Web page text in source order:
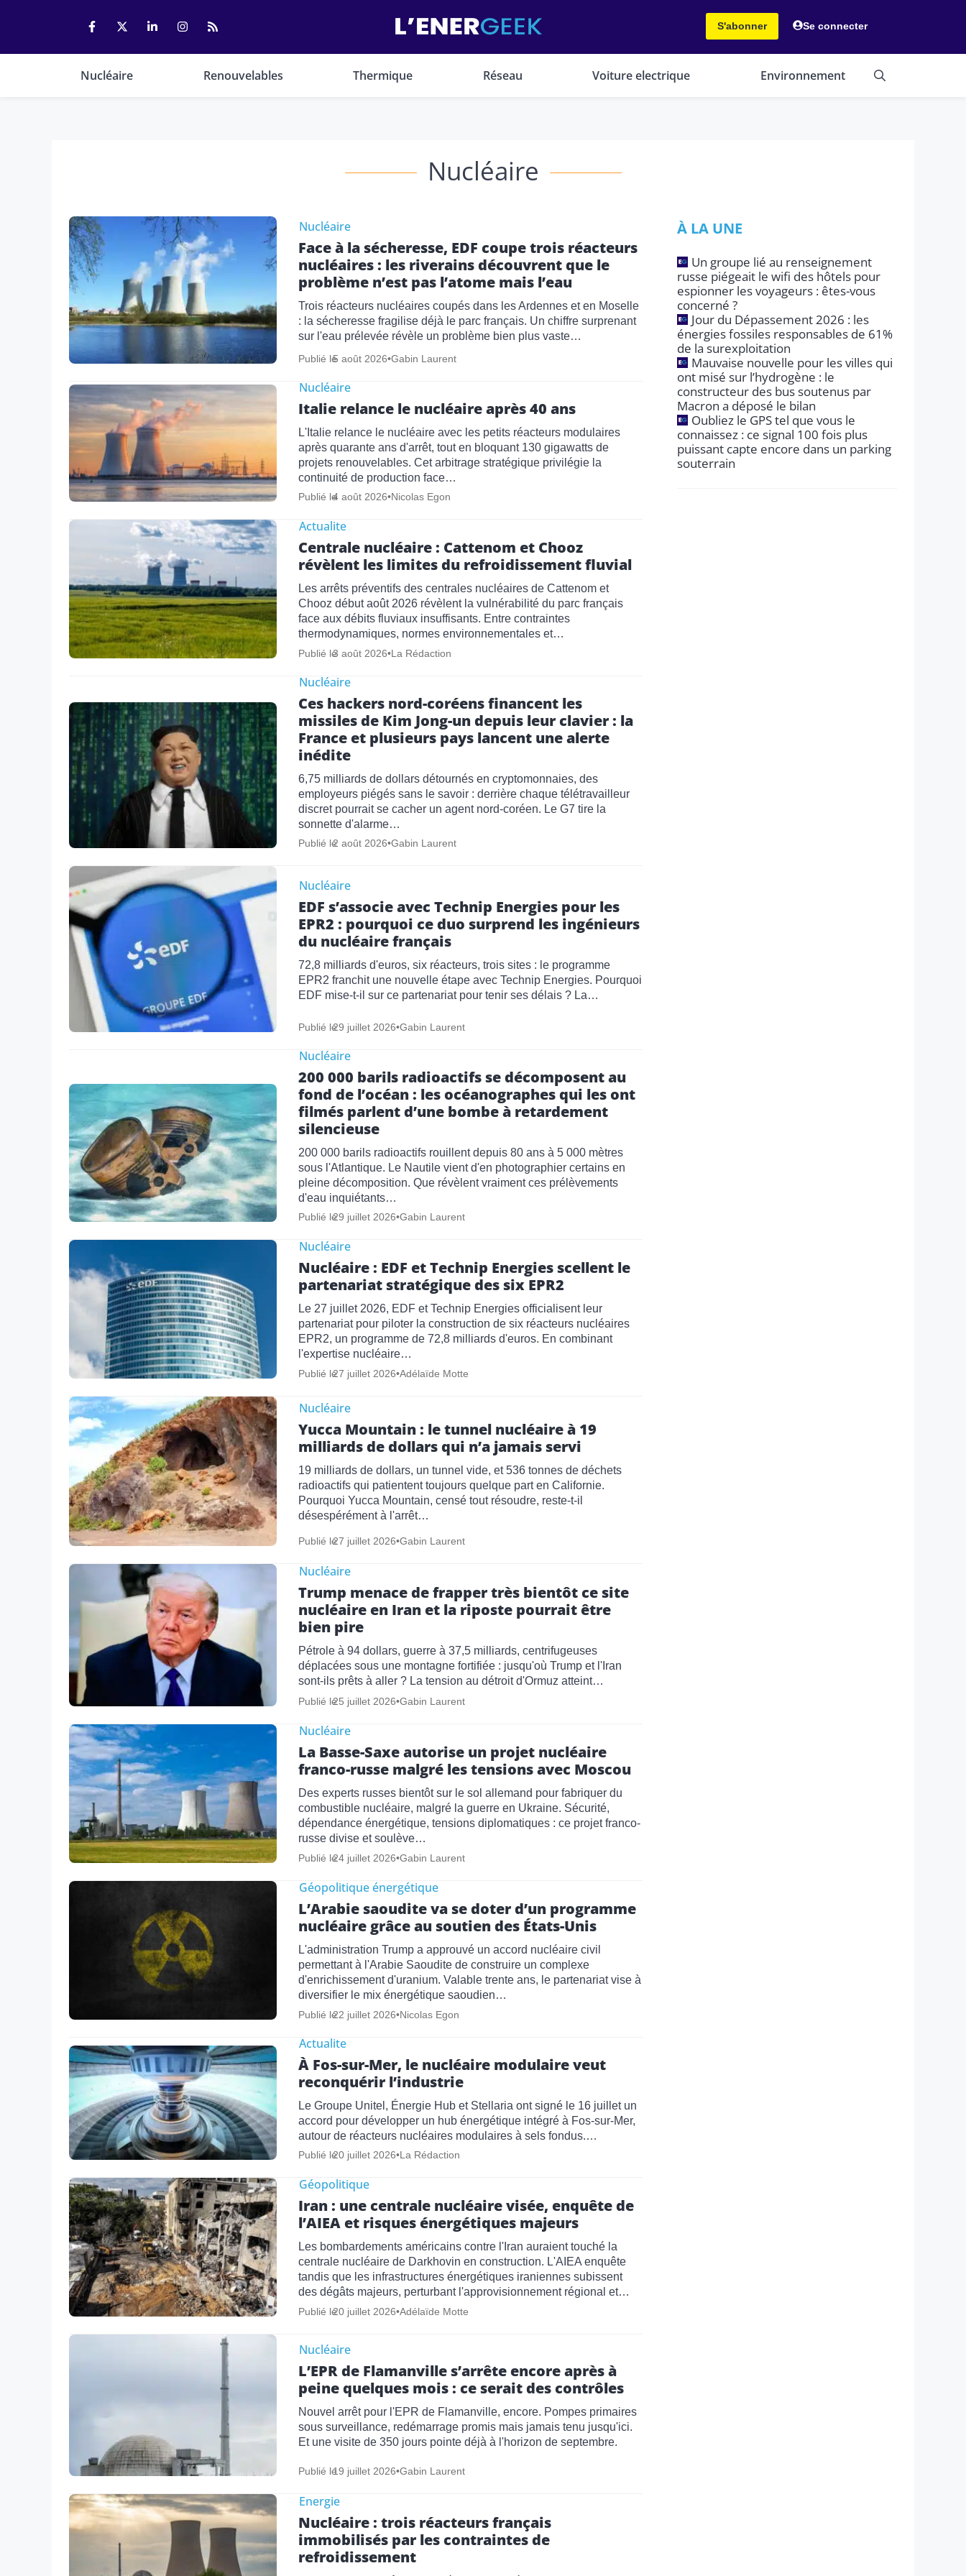
S'abonner Se connecter
Nucléaire Renouvelables Thermique Réseau Voiture electrique Environnement
Nucléaire
Nucléaire
Face à la sécheresse, EDF coupe trois réacteurs
nucléaires : les riverains découvrent que le
problème n’est pas l’atome mais l’eau
Trois réacteurs nucléaires coupés dans les Ardennes et en Moselle
: la sécheresse fragilise déjà le parc français. Un chiffre surprenant
sur l'eau prélevée révèle un problème bien plus vaste…
Publié le5 août 2026•Gabin Laurent
Nucléaire
Italie relance le nucléaire après 40 ans
L'Italie relance le nucléaire avec les petits réacteurs modulaires
après quarante ans d'arrêt, tout en bloquant 130 gigawatts de
projets renouvelables. Cet arbitrage stratégique privilégie la
continuité de production face…
Publié le4 août 2026•Nicolas Egon
Actualite
Centrale nucléaire : Cattenom et Chooz
révèlent les limites du refroidissement fluvial
Les arrêts préventifs des centrales nucléaires de Cattenom et
Chooz début août 2026 révèlent la vulnérabilité du parc français
face aux débits fluviaux insuffisants. Entre contraintes
thermodynamiques, normes environnementales et…
Publié le3 août 2026•La Rédaction
Nucléaire
Ces hackers nord-coréens financent les
missiles de Kim Jong-un depuis leur clavier : la
France et plusieurs pays lancent une alerte
inédite
6,75 milliards de dollars détournés en cryptomonnaies, des
employeurs piégés sans le savoir : derrière chaque télétravailleur
discret pourrait se cacher un agent nord-coréen. Le G7 tire la
sonnette d'alarme…
Publié le2 août 2026•Gabin Laurent
Nucléaire
EDF s’associe avec Technip Energies pour les
EPR2 : pourquoi ce duo surprend les ingénieurs
du nucléaire français
72,8 milliards d'euros, six réacteurs, trois sites : le programme
EPR2 franchit une nouvelle étape avec Technip Energies. Pourquoi
EDF mise-t-il sur ce partenariat pour tenir ses délais ? La…
Publié le29 juillet 2026•Gabin Laurent
Nucléaire
200 000 barils radioactifs se décomposent au
fond de l’océan : les océanographes qui les ont
filmés parlent d’une bombe à retardement
silencieuse
200 000 barils radioactifs rouillent depuis 80 ans à 5 000 mètres
sous l'Atlantique. Le Nautile vient d'en photographier certains en
pleine décomposition. Que révèlent vraiment ces prélèvements
d'eau inquiétants…
Publié le29 juillet 2026•Gabin Laurent
Nucléaire
Nucléaire : EDF et Technip Energies scellent le
partenariat stratégique des six EPR2
Le 27 juillet 2026, EDF et Technip Energies officialisent leur
partenariat pour piloter la construction de six réacteurs nucléaires
EPR2, un programme de 72,8 milliards d'euros. En combinant
l'expertise nucléaire…
Publié le27 juillet 2026•Adélaïde Motte
Nucléaire
Yucca Mountain : le tunnel nucléaire à 19
milliards de dollars qui n’a jamais servi
19 milliards de dollars, un tunnel vide, et 536 tonnes de déchets
radioactifs qui patientent toujours quelque part en Californie.
Pourquoi Yucca Mountain, censé tout résoudre, reste-t-il
désespérément à l'arrêt…
Publié le27 juillet 2026•Gabin Laurent
Nucléaire
Trump menace de frapper très bientôt ce site
nucléaire en Iran et la riposte pourrait être
bien pire
Pétrole à 94 dollars, guerre à 37,5 milliards, centrifugeuses
déplacées sous une montagne fortifiée : jusqu'où Trump et l'Iran
sont-ils prêts à aller ? La tension au détroit d'Ormuz atteint…
Publié le25 juillet 2026•Gabin Laurent
Nucléaire
La Basse-Saxe autorise un projet nucléaire
franco-russe malgré les tensions avec Moscou
Des experts russes bientôt sur le sol allemand pour fabriquer du
combustible nucléaire, malgré la guerre en Ukraine. Sécurité,
dépendance énergétique, tensions diplomatiques : ce projet franco-
russe divise et soulève…
Publié le24 juillet 2026•Gabin Laurent
Géopolitique énergétique
L’Arabie saoudite va se doter d’un programme
nucléaire grâce au soutien des États-Unis
L'administration Trump a approuvé un accord nucléaire civil
permettant à l'Arabie Saoudite de construire un complexe
d'enrichissement d'uranium. Valable trente ans, le partenariat vise à
diversifier le mix énergétique saoudien…
Publié le22 juillet 2026•Nicolas Egon
Actualite
À Fos-sur-Mer, le nucléaire modulaire veut
reconquérir l’industrie
Le Groupe Unitel, Énergie Hub et Stellaria ont signé le 16 juillet un
accord pour développer un hub énergétique intégré à Fos-sur-Mer,
autour de réacteurs nucléaires modulaires à sels fondus.…
Publié le20 juillet 2026•La Rédaction
Géopolitique
Iran : une centrale nucléaire visée, enquête de
l’AIEA et risques énergétiques majeurs
Les bombardements américains contre l'Iran auraient touché la
centrale nucléaire de Darkhovin en construction. L'AIEA enquête
tandis que les infrastructures énergétiques iraniennes subissent
des dégâts majeurs, perturbant l'approvisionnement régional et…
Publié le20 juillet 2026•Adélaïde Motte
Nucléaire
L’EPR de Flamanville s’arrête encore après à
peine quelques mois : ce serait des contrôles
Nouvel arrêt pour l'EPR de Flamanville, encore. Pompes primaires
sous surveillance, redémarrage promis mais jamais tenu jusqu'ici.
Et une visite de 350 jours pointe déjà à l'horizon de septembre.
Publié le19 juillet 2026•Gabin Laurent
Energie
Nucléaire : trois réacteurs français
immobilisés par les contraintes de
refroidissement
À LA UNE
Un groupe lié au renseignement
russe piégeait le wifi des hôtels pour
espionner les voyageurs : êtes-vous
concerné ?
Jour du Dépassement 2026 : les
énergies fossiles responsables de 61%
de la surexploitation
Mauvaise nouvelle pour les villes qui
ont misé sur l’hydrogène : le
constructeur des bus soutenus par
Macron a déposé le bilan
Oubliez le GPS tel que vous le
connaissez : ce signal 100 fois plus
puissant capte encore dans un parking
souterrain